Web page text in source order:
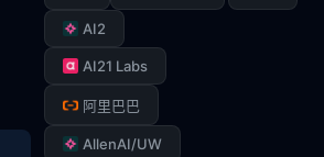
AI2
AI21 Labs
阿里巴巴
AllenAI/UW